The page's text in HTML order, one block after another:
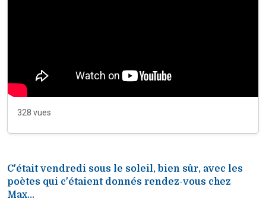
328 vues
C'était vendredi sous le soleil, bien sûr, avec les
poètes qui c'étaient donnés rendez-vous chez
Max...